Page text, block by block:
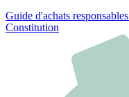
Guide d'achats responsables
Constitution